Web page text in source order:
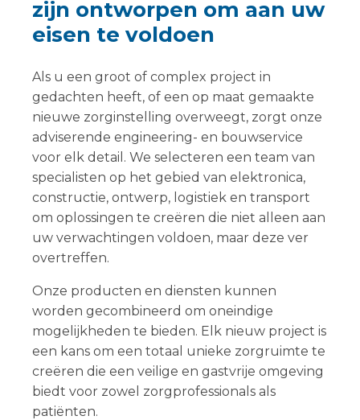
zijn ontworpen om aan uw
eisen te voldoen
Als u een groot of complex project in
gedachten heeft, of een op maat gemaakte
nieuwe zorginstelling overweegt, zorgt onze
adviserende engineering- en bouwservice
voor elk detail. We selecteren een team van
specialisten op het gebied van elektronica,
constructie, ontwerp, logistiek en transport
om oplossingen te creëren die niet alleen aan
uw verwachtingen voldoen, maar deze ver
overtreffen.
Onze producten en diensten kunnen
worden gecombineerd om oneindige
mogelijkheden te bieden. Elk nieuw project is
een kans om een totaal unieke zorgruimte te
creëren die een veilige en gastvrije omgeving
biedt voor zowel zorgprofessionals als
patiënten.